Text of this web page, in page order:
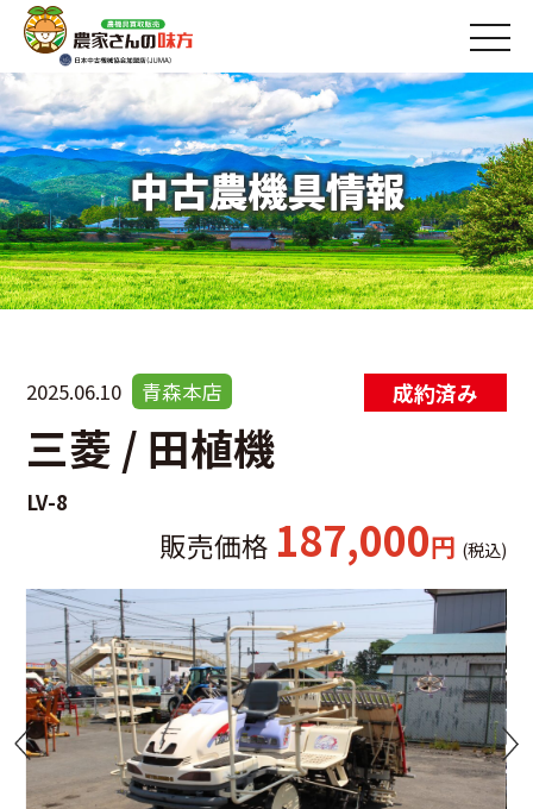
中古農機具情報
2025.06.10 青森本店
三菱 / 田植機
LV-8
販売価格 187,000円 (税込)